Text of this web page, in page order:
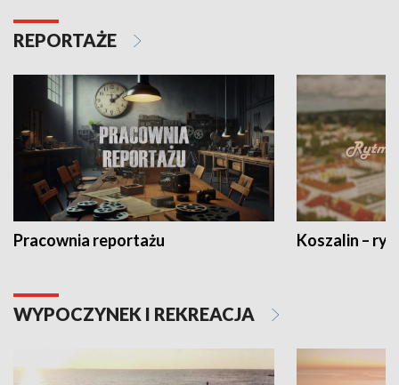
REPORTAŻE
Pracownia reportażu Koszalin –
WYPOCZYNEK I REKREACJA